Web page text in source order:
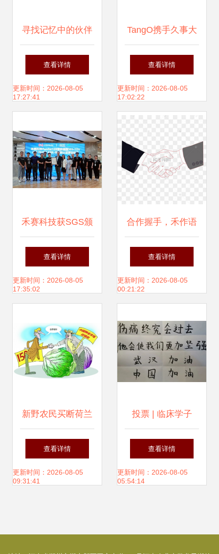
寻找记忆中的伙伴
《禾作语快》与普
通合伙工厂的温情
查看详情
更新时间：2026-08-05
17:27:41
TangO携手久事大
鲨鱼闪耀CBA赛
场，快乐骑行点燃
球迷热情
查看详情
更新时间：2026-08-05
17:02:22
禾赛科技获SGS颁
发全球首张激光雷
达ISO 26262功能
书，树行业安全新
标杆
查看详情
更新时间：2026-08-05
17:35:02
合作握手，禾作语
快
查看详情
更新时间：2026-08-05
00:21:22
新野农民买断荷兰
蔬菜种子经销权 中
国农业的逆行突围
查看详情
更新时间：2026-08-05
09:31:41
投票 | 临床学子
以“艺”战“疫”，致敬
前线 快来pick你最
查看详情
更新时间：2026-08-05
05:54:14